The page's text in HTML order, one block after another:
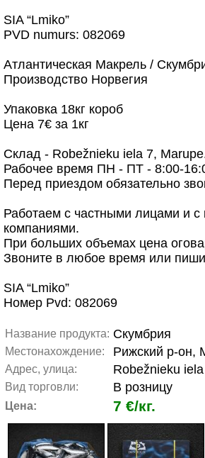
SIA “Lmiko”
PVD numurs: 082069
Атлантическая Макрель /
Производство Норвегия
Упаковка 18кг короб
Цена 7€ за 1кг
Склад - Robežnieku iela 7,
Рабочее время ПН - ПТ - 8:00-
Перед приездом обязательно
Работаем с частными лицами и с
компаниями.
При больших объемах цена
Звоните в любое время или
SIA “Lmiko”
Номер Pvd: 082069
Название продукта: Скумбрия
Местонахождение: Рижский р-он,
Адрес, улица: Robežnieku
Вид торговли: В розницу
Цена: 7 €/кг.